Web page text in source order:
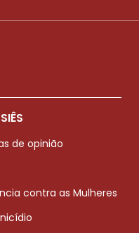
de opinião
contra as Mulheres